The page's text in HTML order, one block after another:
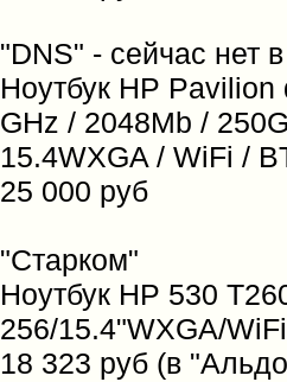
"DNS" - сейчас нет
Ноутбук HP
GHz / 2048Mb /
15.4WXGA / WiFi /
25 000 руб
"Старком"
Ноутбук HP 530
256/15.4"WXGA/
18 323 руб (в